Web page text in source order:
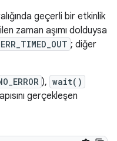
geçerli bir etkinlik
zaman aşımı dolduysa
ERR_TIMED_OUT ; diğer
), wait()
gerçekleşen